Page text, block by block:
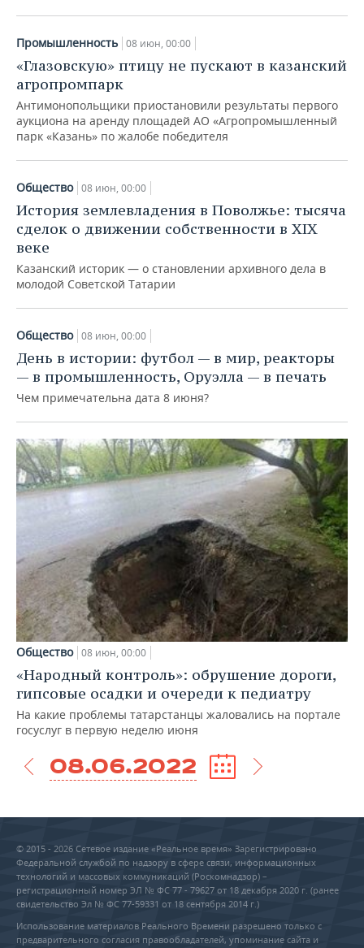
Промышленность 08 июн, 00:00
«Глазовскую» птицу не пускают в казанский
агропромпарк
Антимонопольщики приостановили результаты первого
аукциона на аренду площадей АО «Агропромышленный
парк «Казань» по жалобе победителя
Общество 08 июн, 00:00
История землевладения в Поволжье: тысяча
сделок о движении собственности в XIX
веке
Казанский историк — о становлении архивного дела в
молодой Советской Татарии
Общество 08 июн, 00:00
День в истории: футбол — в мир, реакторы
— в промышленность, Оруэлла — в печать
Чем примечательна дата 8 июня?
Общество 08 июн, 00:00
«Народный контроль»: обрушение дороги,
гипсовые осадки и очереди к педиатру
На какие проблемы татарстанцы жаловались на портале
госуслуг в первую неделю июня
08.06.2022
© 2015 - 2026 Сетевое издание «Реальное время» Зарегистрировано
Федеральной службой по надзору в сфере связи, информационных
технологий и массовых коммуникаций (Роскомнадзор) –
регистрационный номер ЭЛ № ФС 77 - 79627 от 18 декабря 2020 г. (ранее
свидетельство Эл № ФС 77-59331 от 18 сентября 2014 г.)
Использование материалов Реального Времени разрешено только с
предварительного согласия правообладателей, упоминание сайта и